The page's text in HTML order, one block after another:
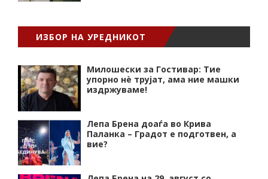
ИЗБОР НА УРЕДНИКОТ
Милошески за Гостивар: Тие
упорно нѐ трујат, ама ние машки
издржуваме!
Лепа Брена доаѓа во Крива
Паланка – Градот е подготвен, а
вие?